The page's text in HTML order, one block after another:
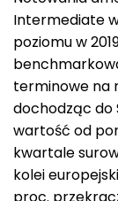
Intermediate
poziomu w
terminowe na
dochodząc do
wartość od
kwartale
kolei